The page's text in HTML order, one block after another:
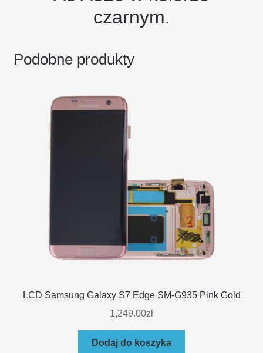
czarnym.
Podobne produkty
LCD Samsung Galaxy S7 Edge SM-G935 Pink Gold
1,249.00zł
Dodaj do koszyka